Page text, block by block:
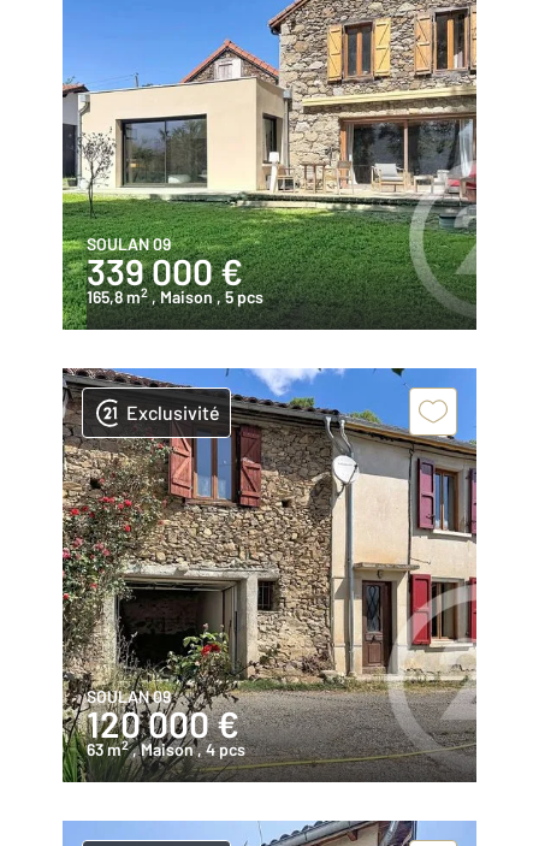
SOULAN 09
339 000 €
165,8 m2 , Maison, 5 pcs
Exclusivité
SOULAN 09
120 000 €
63 m2 , Maison, 4 pcs